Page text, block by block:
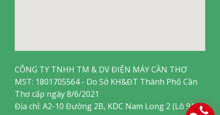
CÔNG TY TNHH TM & DV ĐIỆN MÁY CẦN THƠ
MST: 1801705564 - Do Sở KH&ĐT Thành Phố Cần
Thơ cấp ngày 8/6/2021
Địa chỉ: A2-10 Đường 2B, KDC Nam Long 2 (Lô 9A),